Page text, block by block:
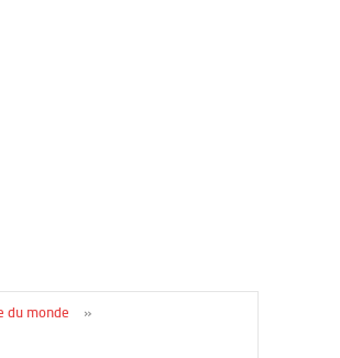
du monde »